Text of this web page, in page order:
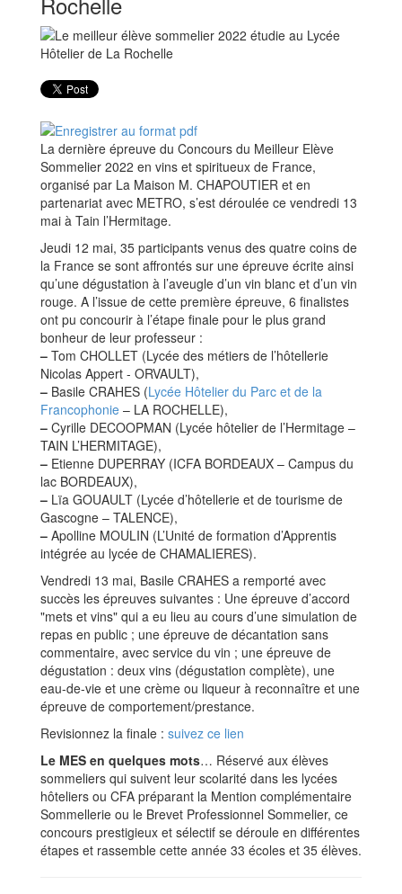
La dernière épreuve du Concours du Meilleur Elève
Sommelier 2022 en vins et spiritueux de France,
organisé par La Maison M. CHAPOUTIER et en
partenariat avec METRO, s’est déroulée ce vendredi 13
mai à Tain l’Hermitage.
Jeudi 12 mai, 35 participants venus des quatre coins de
la France se sont affrontés sur une épreuve écrite ainsi
qu’une dégustation à l’aveugle d’un vin blanc et d’un vin
rouge. A l’issue de cette première épreuve, 6 finalistes
ont pu concourir à l’étape finale pour le plus grand
bonheur de leur professeur :
– Tom CHOLLET (Lycée des métiers de l’hôtellerie
Nicolas Appert - ORVAULT),
– Basile CRAHES (Lycée Hôtelier du Parc et de la
Francophonie – LA ROCHELLE),
– Cyrille DECOOPMAN (Lycée hôtelier de l’Hermitage –
TAIN L’HERMITAGE),
– Etienne DUPERRAY (ICFA BORDEAUX – Campus du
lac BORDEAUX),
– Lïa GOUAULT (Lycée d’hôtellerie et de tourisme de
Gascogne – TALENCE),
– Apolline MOULIN (L’Unité de formation d’Apprentis
intégrée au lycée de CHAMALIERES).
Vendredi 13 mai, Basile CRAHES a remporté avec
succès les épreuves suivantes : Une épreuve d’accord
"mets et vins" qui a eu lieu au cours d’une simulation de
repas en public ; une épreuve de décantation sans
commentaire, avec service du vin ; une épreuve de
dégustation : deux vins (dégustation complète), une
eau-de-vie et une crème ou liqueur à reconnaître et une
épreuve de comportement/prestance.
Revisionnez la finale : suivez ce lien
Le MES en quelques mots… Réservé aux élèves
sommeliers qui suivent leur scolarité dans les lycées
hôteliers ou CFA préparant la Mention complémentaire
Sommellerie ou le Brevet Professionnel Sommelier, ce
concours prestigieux et sélectif se déroule en différentes
étapes et rassemble cette année 33 écoles et 35 élèves.